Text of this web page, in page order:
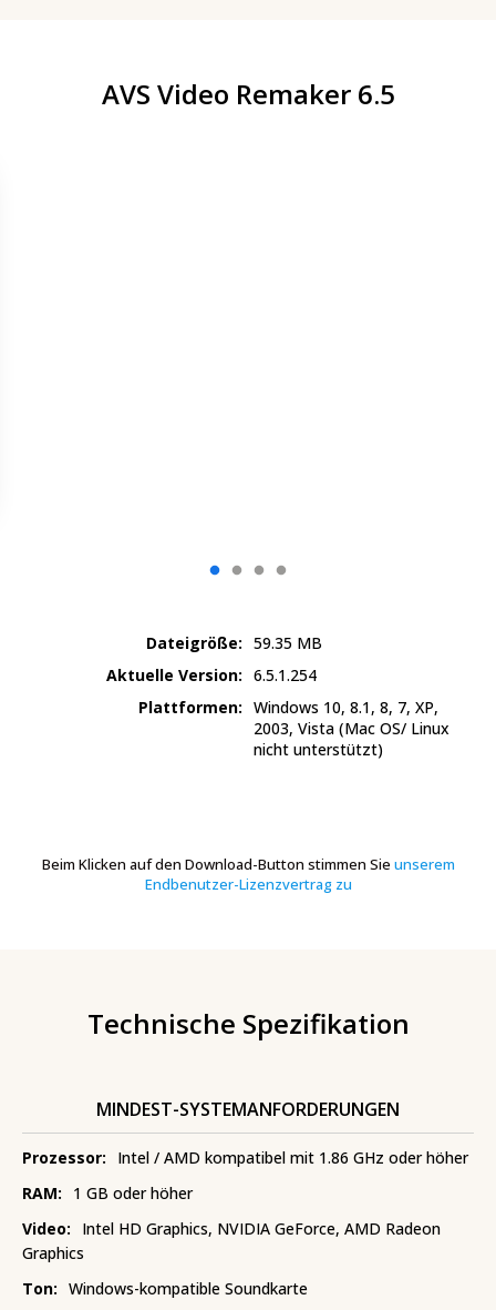
AVS Video Remaker 6.5
Dateigröße: 59.35 MB
Aktuelle Version: 6.5.1.254
Plattformen: Windows 10, 8.1, 8, 7, XP,
2003, Vista (Mac OS/ Linux
nicht unterstützt)
Beim Klicken auf den Download-Button stimmen Sie unserem
Endbenutzer-Lizenzvertrag zu
Technische Spezifikation
MINDEST-SYSTEMANFORDERUNGEN
Prozessor:
Intel / AMD kompatibel mit 1.86 GHz oder höher
RAM:
1 GB oder höher
Video:
Intel HD Graphics, NVIDIA GeForce, AMD Radeon
Graphics
Ton: Windows-kompatible Soundkarte